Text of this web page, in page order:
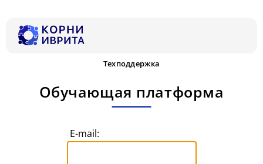
Техподдержка
Обучающая платформа
E-mail: